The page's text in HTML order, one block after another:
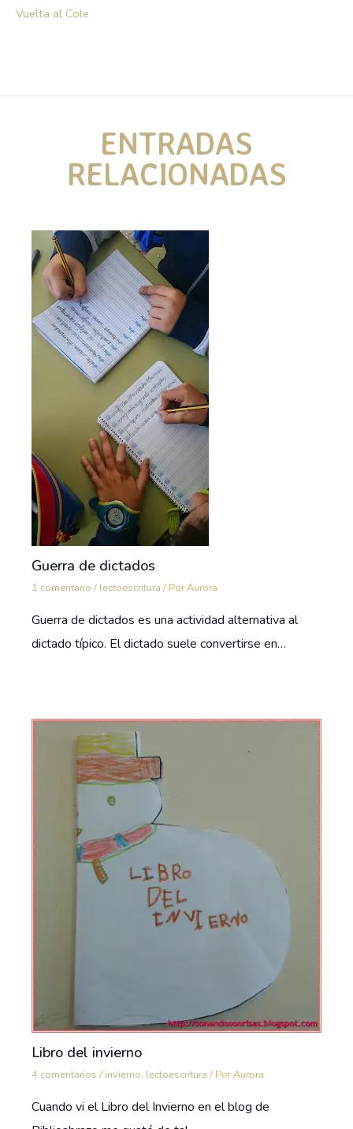
Vuelta al Cole
ENTRADAS
RELACIONADAS
Guerra de dictados
1 comentario / lectoescritura / PorAurora
Guerra de dictados es una actividad alternativa al
dictado típico. El dictado suele convertirse en…
Libro del invierno
4 comentarios / invierno, lectoescritura / PorAurora
Cuando vi el Libro del Invierno en el blog de